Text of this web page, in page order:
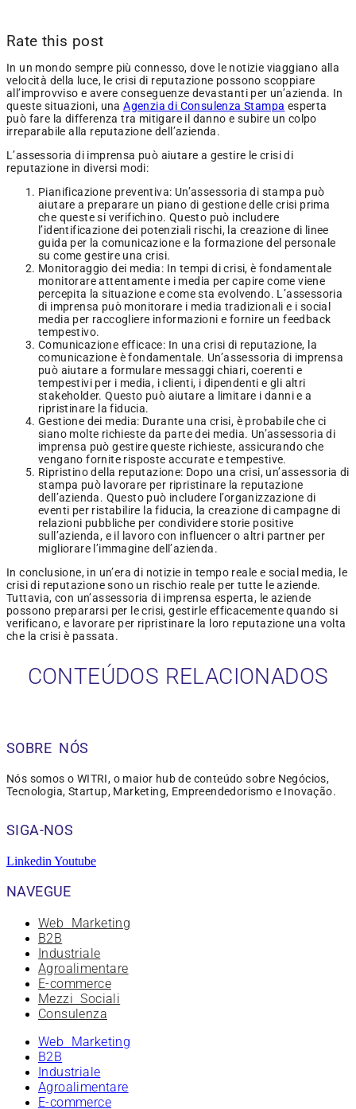
Rate this post
In un mondo sempre più connesso, dove le notizie viaggiano alla
velocità della luce, le crisi di reputazione possono scoppiare
all’improvviso e avere conseguenze devastanti per un’azienda. In
queste situazioni, unaAgenzia di Consulenza Stampa esperta
può fare la differenza tra mitigare il danno e subire un colpo
irreparabile alla reputazione dell’azienda.
L’assessoria di imprensa può aiutare a gestire le crisi di
reputazione in diversi modi:
Pianificazione preventiva: Un’assessoria di stampa può
aiutare a preparare un piano di gestione delle crisi prima
che queste si verifichino. Questo può includere
l’identificazione dei potenziali rischi, la creazione di linee
guida per la comunicazione e la formazione del personale
su come gestire una crisi.
Monitoraggio dei media: In tempi di crisi, è fondamentale
monitorare attentamente i media per capire come viene
percepita la situazione e come sta evolvendo. L’assessoria
di imprensa può monitorare i media tradizionali e i social
media per raccogliere informazioni e fornire un feedback
tempestivo.
Comunicazione efficace: In una crisi di reputazione, la
comunicazione è fondamentale. Un’assessoria di imprensa
può aiutare a formulare messaggi chiari, coerenti e
tempestivi per i media, i clienti, i dipendenti e gli altri
stakeholder. Questo può aiutare a limitare i danni e a
ripristinare la fiducia.
Gestione dei media: Durante una crisi, è probabile che ci
siano molte richieste da parte dei media. Un’assessoria di
imprensa può gestire queste richieste, assicurando che
vengano fornite risposte accurate e tempestive.
Ripristino della reputazione: Dopo una crisi, un’assessoria di
stampa può lavorare per ripristinare la reputazione
dell’azienda. Questo può includere l’organizzazione di
eventi per ristabilire la fiducia, la creazione di campagne di
relazioni pubbliche per condividere storie positive
sull’azienda, e il lavoro con influencer o altri partner per
migliorare l’immagine dell’azienda.
In conclusione, in un’era di notizie in tempo reale e social media, le
crisi di reputazione sono un rischio reale per tutte le aziende.
Tuttavia, con un’assessoria di imprensa esperta, le aziende
possono prepararsi per le crisi, gestirle efficacemente quando si
verificano, e lavorare per ripristinare la loro reputazione una volta
che la crisi è passata.
CONTEÚDOS RELACIONADOS
SOBRE NÓS
Nós somos o WITRI, o maior hub de conteúdo sobre Negócios,
Tecnologia, Startup, Marketing, Empreendedorismo e Inovação.
SIGA-NOS
Linkedin Youtube
NAVEGUE
Web Marketing
B2B
Industriale
Agroalimentare
E-commerce
Mezzi Sociali
Consulenza
Web Marketing
B2B
Industriale
Agroalimentare
E-commerce